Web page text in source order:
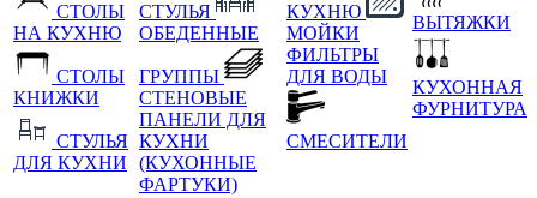
СТОЛЫ
НА КУХНЮ
СТОЛЫ
КНИЖКИ
СТУЛЬЯ
ДЛЯ КУХНИ
СТУЛЬЯ
ОБЕДЕННЫЕ
ГРУППЫ
СТЕНОВЫЕ
ПАНЕЛИ ДЛЯ
КУХНИ
(КУХОННЫЕ
ФАРТУКИ)
КУХНЮ
МОЙКИ
ФИЛЬТРЫ
ДЛЯ ВОДЫ
СМЕСИТЕЛИ
ВЫТЯЖКИ
КУХОННАЯ
ФУРНИТУРА